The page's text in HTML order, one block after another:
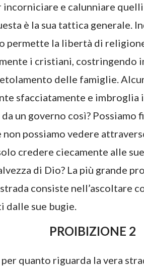
incorniciare e calunniare
è la sua tattica generale.
permette la libertà di
i cristiani, costringendo
delle famiglie.
sfacciatamente e
un governo così? Possiamo
non possiamo vedere
credere ciecamente alle
di Dio? La più grande
consiste nell’ascoltare
dalle sue bugie.
PROIBIZIONE 2
quanto riguarda la vera